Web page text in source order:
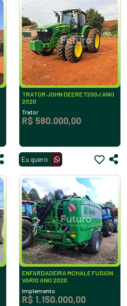
TRATOR JOHN DEERE 7200J ANO
2020
Trator
R$ 580.000,00
Eu quero
ENFARDADEIRA MCHALE FUSION
VARIO ANO 2020
Implemento
R$ 1.150.000,00